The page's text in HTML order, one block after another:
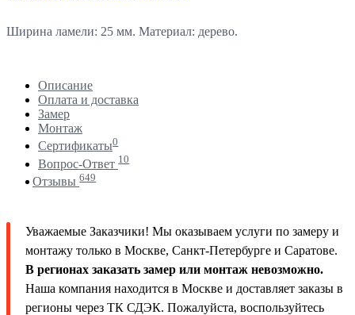
Ширина ламели: 25 мм. Материал: дерево.
Описание
Оплата и доставка
Замер
Монтаж
Сертификаты0
Вопрос-Ответ 10
Отзывы 649
Уважаемые Заказчики! Мы оказываем услуги по замеру и
монтажу только в Москве, Санкт-Петербурге и Саратове.
В регионах заказать замер или монтаж невозможно.
Наша компания находится в Москве и доставляет заказы в
регионы через ТК СДЭК. Пожалуйста, воспользуйтесь